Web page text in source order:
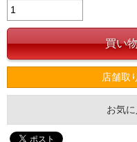
店舗取
お気